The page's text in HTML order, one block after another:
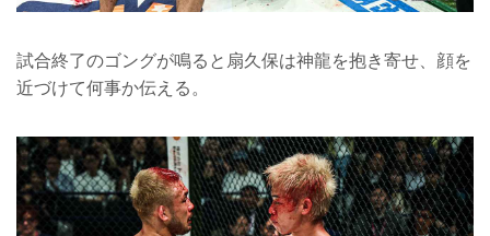
試合終了のゴングが鳴ると扇久保は神龍を抱き寄せ、顔を
近づけて何事か伝える。